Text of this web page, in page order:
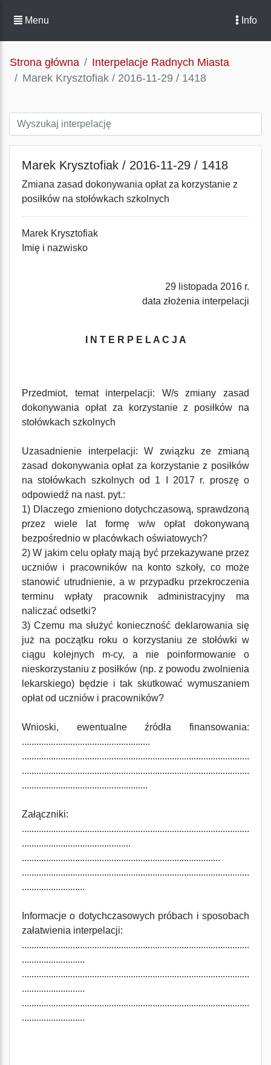
Menu Info
Strona główna
Interpelacje Radnych Miasta
Marek Krysztofiak / 2016-11-29 / 1418
Marek Krysztofiak / 2016-11-29 / 1418
Zmiana zasad dokonywania opłat za korzystanie z
posiłków na stołówkach szkolnych
Marek Krysztofiak
Imię i nazwisko
29 listopada 2016 r.
data złożenia interpelacji
I N T E R P E L A C J A
Przedmiot, temat interpelacji: W/s zmiany zasad
dokonywania opłat za korzystanie z posiłków na
stołówkach szkolnych
Uzasadnienie interpelacji: W związku ze zmianą
zasad dokonywania opłat za korzystanie z posiłków
na stołówkach szkolnych od 1 I 2017 r. proszę o
odpowiedź na nast. pyt.:
1) Dlaczego zmieniono dotychczasową, sprawdzoną
przez wiele lat formę w/w opłat dokonywaną
bezpośrednio w placówkach oświatowych?
2) W jakim celu opłaty mają być przekazywane przez
uczniów i pracowników na konto szkoły, co może
stanowić utrudnienie, a w przypadku przekroczenia
terminu wpłaty pracownik administracyjny ma
naliczać odsetki?
3) Czemu ma służyć konieczność deklarowania się
już na początku roku o korzystaniu ze stołówki w
ciągu kolejnych m-cy, a nie poinformowanie o
nieskorzystaniu z posiłków (np. z powodu zwolnienia
lekarskiego) będzie i tak skutkować wymuszaniem
opłat od uczniów i pracowników?
Wnioski, ewentualne źródła finansowania:
.....................................................
..............................................................................................
..............................................................................................
....................................................
Załączniki:
..............................................................................................
.............................................
..................................................................................
..............................................................................................
..........................
Informacje o dotychczasowych próbach i sposobach
załatwienia interpelacji:
..............................................................................................
..........................
..............................................................................................
..........................
..............................................................................................
..........................